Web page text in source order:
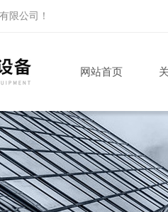
限公司 ！
网站首页